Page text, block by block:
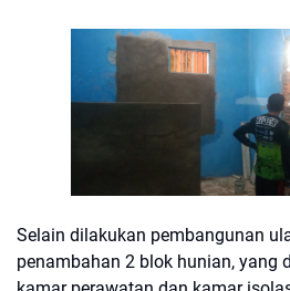
Selain dilakukan pembangunan
penambahan 2 blok hunian, yang